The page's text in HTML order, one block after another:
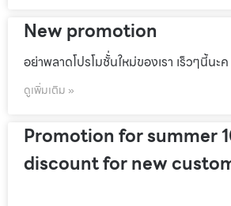
New promotion
อย่าพลาดโปรโมชั้่นใหม่ของเรา เร็วๆนี้นะค
ดูเพิ่มเติม »
Promotion for summer
discount for new